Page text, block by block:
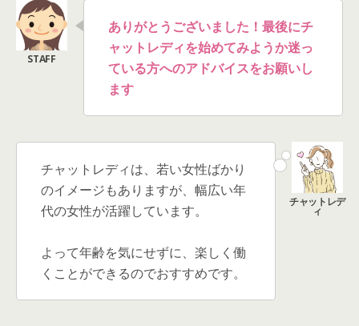
ありがとうございました！ 最後にチ
ャットレディを始めてみようか迷っ
ている方へのアドバイスをお願いし
ます
チャットレディは、若い女性ばかり
のイメージもありますが、幅広い年
代の女性が活躍しています。
よって年齢を気にせずに、楽しく働
くことができるのでおすすめです。